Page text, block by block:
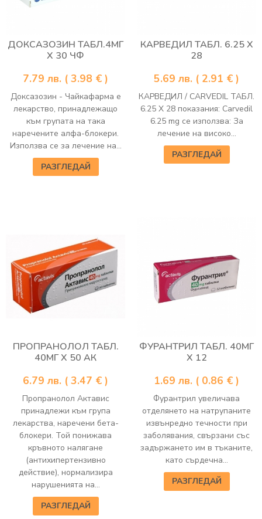
ДОКСАЗОЗИН ТАБЛ.4МГ
Х 30 ЧФ
7.79 лв. ( 3.98 € )
Доксазозин - Чайкафарма е
лекарство, принадлежащо
към групата на така
наречените алфа-блокери.
Използва се за лечение на...
РАЗГЛЕДАЙ
КАРВЕДИЛ ТАБЛ. 6.25 Х
28
5.69 лв. ( 2.91 € )
КАРВЕДИЛ / CARVEDIL ТАБЛ.
6.25 Х 28 показания: Carvedil
6.25 mg се използва: За
лечение на високо...
РАЗГЛЕДАЙ
ПРОПРАНОЛОЛ ТАБЛ.
40МГ Х 50 АК
6.79 лв. ( 3.47 € )
Пропранолол Актавис
принадлежи към група
лекарства, наречени бета-
блокери. Той понижава
кръвното налягане
(антихипертензивно
действие), нормализира
нарушенията на...
РАЗГЛЕДАЙ
ФУРАНТРИЛ ТАБЛ. 40МГ
Х 12
1.69 лв. ( 0.86 € )
Фурантрил увеличава
отделянето на натрупаните
извънредно течности при
заболявания, свързани със
задържането им в тъканите,
като сърдечна...
РАЗГЛЕДАЙ